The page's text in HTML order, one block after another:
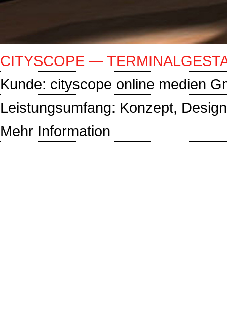
CITYSCOPE —
Kunde: cityscope online medien
Leistungsumfang: Konzept,
Mehr Information